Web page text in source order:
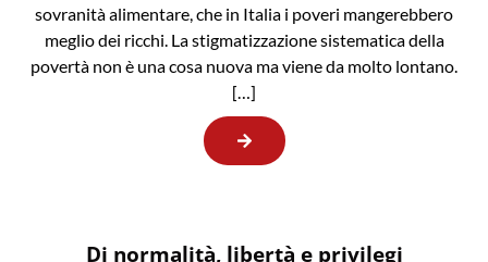
sovranità alimentare, che in Italia i poveri mangerebbero
meglio dei ricchi. La stigmatizzazione sistematica della
povertà non è una cosa nuova ma viene da molto lontano.
[…]
Di normalità, libertà e privilegi